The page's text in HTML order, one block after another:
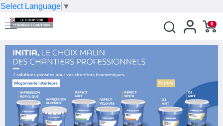
Select Language ▼
0